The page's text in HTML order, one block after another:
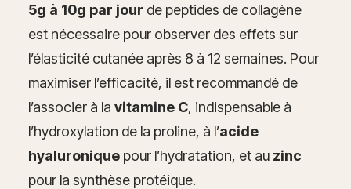
5g à 10g par jour de peptides de collagène
est nécessaire pour observer des effets sur
l’élasticité cutanée après 8 à 12 semaines. Pour
maximiser l’efficacité, il est recommandé de
l’associer à la vitamine C, indispensable à
l’hydroxylation de la proline, à l’acide
hyaluronique pour l’hydratation, et au zinc
pour la synthèse protéique.